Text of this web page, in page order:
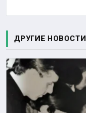
ДРУГИЕ НОВОСТИ